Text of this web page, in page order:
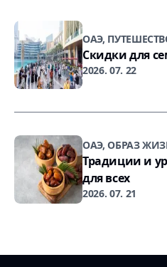
ОАЭ,
Скидки для
2026. 07. 22
ОАЭ, ОБРАЗ
Традиции и
для всех
2026. 07. 21